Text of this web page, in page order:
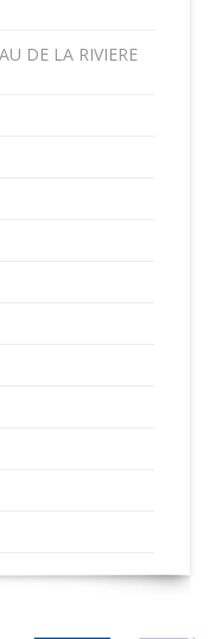
DE LA RIVIERE